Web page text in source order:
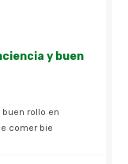
y buen
rollo en
comer bie